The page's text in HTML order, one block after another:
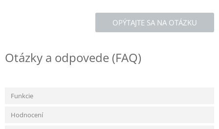
OPÝTAJTE SA NA OTÁZKU
Otázky a odpovede (FAQ)
Funkcie
Hodnocení